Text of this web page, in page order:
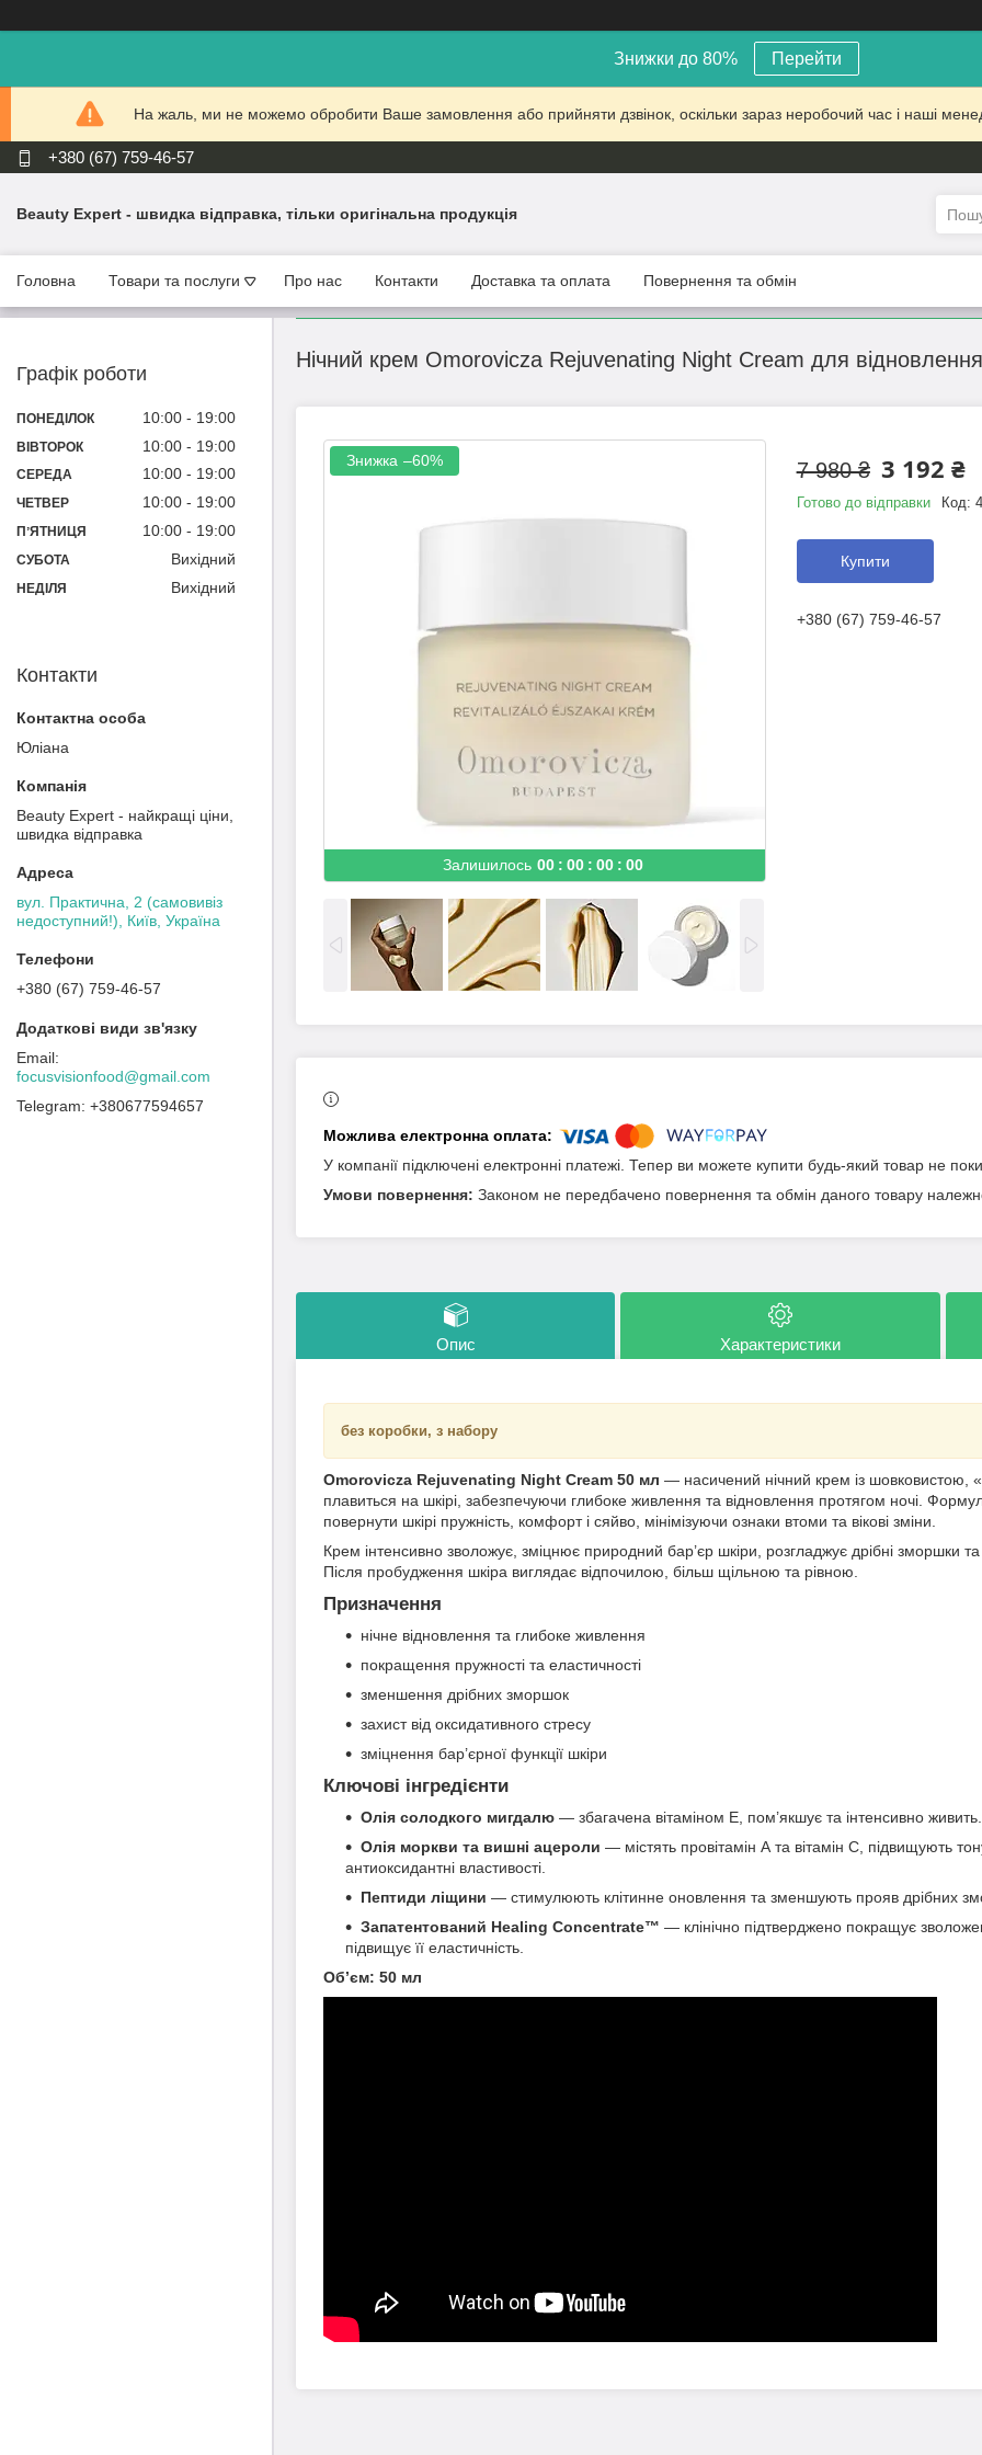
Знижки до 80% Перейти
На жаль, ми не можемо обробити Ваше замовлення або прийняти дзвінок, оскільки зараз неробочий час і наші
+380 (67) 759-46-57
Beauty Expert - швидка відправка, тільки оригінальна продукція
Головна Товари та послуги Про нас Контакти Доставка та оплата Повернення та обмін
Нічний крем Omorovicza Rejuvenating Night Cream для
Залишилось 00 00 00 00
–60% 7 980 ₴ 3 192 ₴
Готово до відправки Код:
Купити
+380 (67) 759-46-57
У компанії підключені електронні платежі. Тепер ви можете купити будь-який товар не
Законом не передбачено повернення та обмін даного товару
Опис Характеристики
без коробки, з набору
Omorovicza Rejuvenating Night Cream 50 мл — насичений нічний крем із шовковистою,
плавиться на шкірі, забезпечуючи глибоке живлення та відновлення протягом ночі.
повернути шкірі пружність, комфорт і сяйво, мінімізуючи ознаки втоми та вікові зміни.
Крем інтенсивно зволожує, зміцнює природний бар’єр шкіри, розгладжує дрібні зморшки
Після пробудження шкіра виглядає відпочилою, більш щільною та рівною.
Призначення
нічне відновлення та глибоке живлення
покращення пружності та еластичності
зменшення дрібних зморшок
захист від оксидативного стресу
зміцнення бар’єрної функції шкіри
Ключові інгредієнти
Олія солодкого мигдалю — збагачена вітаміном Е, пом’якшує та інтенсивно живить.
Олія моркви та вишні ацероли — містять провітамін А та вітамін C, підвищують
антиоксидантні властивості.
Пептиди ліщини — стимулюють клітинне оновлення та зменшують прояв дрібних
Запатентований Healing Concentrate™ — клінічно підтверджено покращує
підвищує її еластичність.
Об’єм: 50 мл
Графік роботи
ПОНЕДІЛОК 10:00 19:00
ВІВТОРОК 10:00 19:00
СЕРЕДА 10:00 19:00
ЧЕТВЕР 10:00 19:00
ПʼЯТНИЦЯ 10:00 19:00
СУБОТА Вихідний
НЕДІЛЯ Вихідний
Контакти
Юліана
Beauty Expert - найкращі ціни,
швидка відправка
вул. Практична, 2 (самовивіз
недоступний!), Київ, Україна
+380 (67) 759-46-57
focusvisionfood@gmail.com
+380677594657